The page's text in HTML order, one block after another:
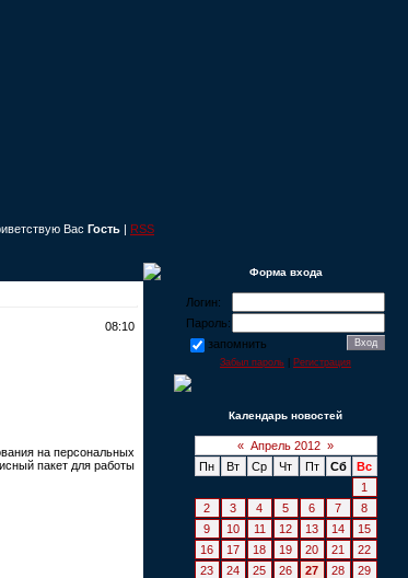
Вас Гость | RSS
08:10
на персональных
пакет для работы
Форма входа
Логин:
Пароль:
запомнить
Забыл пароль Регистрация
Календарь новостей
« Апрель 2012 »
Пн
Вт Ср Чт Пт Сб
Вс
1
2
3 4 5 6 7
8
9
10 11 12 13 14
15
16
17 18 19 20 21
22
23
24 25 26 27 28
29